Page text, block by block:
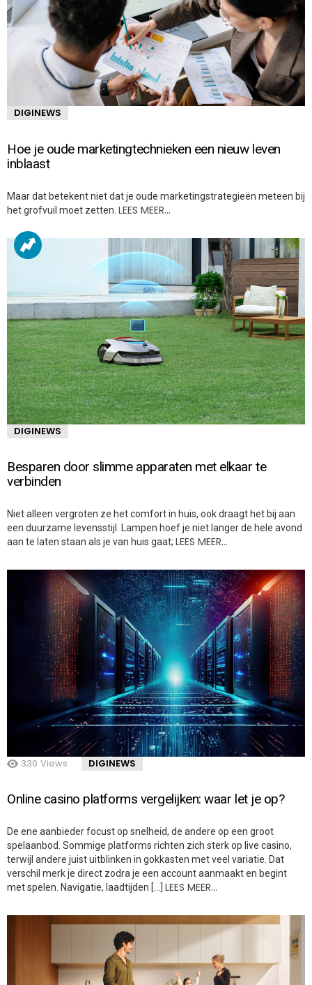
DIGINEWS
Hoe je oude marketingtechnieken een nieuw leven
inblaast
Maar dat betekent niet dat je oude marketingstrategieën meteen bij
het grofvuil moet zetten. LEES MEER…
DIGINEWS
Besparen door slimme apparaten met elkaar te
verbinden
Niet alleen vergroten ze het comfort in huis, ook draagt het bij aan
een duurzame levensstijl. Lampen hoef je niet langer de hele avond
aan te laten staan als je van huis gaat; LEES MEER…
330 Views DIGINEWS
Online casino platforms vergelijken: waar let je op?
De ene aanbieder focust op snelheid, de andere op een groot
spelaanbod. Sommige platforms richten zich sterk op live casino,
terwijl andere juist uitblinken in gokkasten met veel variatie. Dat
verschil merk je direct zodra je een account aanmaakt en begint
met spelen. Navigatie, laadtijden […] LEES MEER…